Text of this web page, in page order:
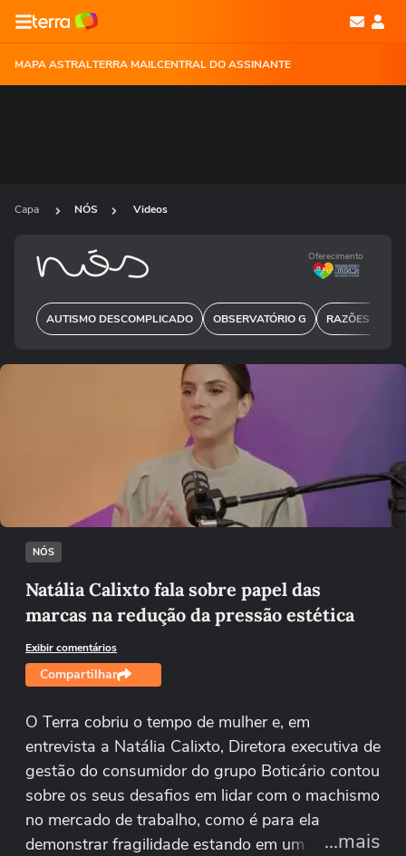
MAPA ASTRALTERRA MAILCENTRAL DO ASSINANTE
Capa NÓS Videos
AUTISMO DESCOMPLICADO OBSERVATÓRIO G RAZÕES PARA
Oferecimento
Não foi possível reproduzir o vídeo
Tentar novamente
NÓS
Natália Calixto fala sobre papel das
marcas na redução da pressão estética
Exibir comentários
Compartilhar
O Terra cobriu o tempo de mulher e, em
entrevista a Natália Calixto, Diretora executiva de
gestão do consumidor do grupo Boticário contou
sobre os seus desafios em lidar com o machismo
no mercado de trabalho, como é para ela
demonstrar fragilidade estando em um lugar de
...mais